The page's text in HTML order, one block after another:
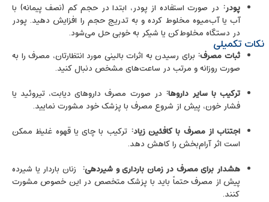
پودر: در صورت استفاده از پودر، ابتدا در حجم کم (نصف پیمانه) با
آب یا آب‌میوه مخلوط کرده و به تدریج حجم را افزایش دهید. پودر
در دستگاه مخلوط‌کن یا شیکر به‌ خوبی حل می‌شود.
نکات تکمیلی
ثبات مصرف: برای رسیدن به اثرات بالینی مورد انتظارتان، مصرف را به
‌صورت روزانه و مرتب در ساعت‌های مشخص دنبال کنید.
ترکیب با سایر داروها: در صورت مصرف داروهای دیابت، تیروئید یا
فشار خون، پیش از شروع مصرف با پزشک خود مشورت نمایید.
اجتناب از مصرف با کافئین زیاد: ترکیب با چای یا قهوه غلیظ ممکن
است اثر آرام‌بخش را کاهش دهد.
هشدار برای مصرف در زمان بارداری و شیردهی: زنان باردار یا شیرده
پیش از مصرف حتماً باید با پزشک متخصص در این خصوص مشورت
کنند.